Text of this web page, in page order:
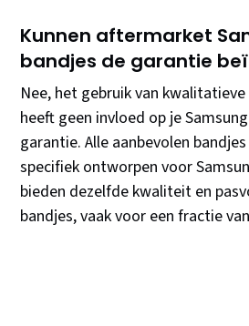
Kunnen aftermarket
bandjes de garantie
Nee, het gebruik van
heeft geen invloed op je
garantie. Alle aanbevolen
specifiek ontworpen voor
bieden dezelfde kwaliteit en
bandjes, vaak voor een fractie